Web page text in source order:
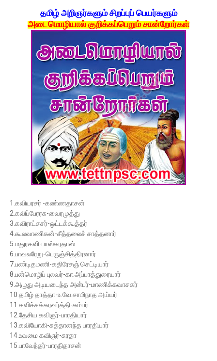
தமிழ் அறிஞர்களும் சிறப்புப் பெயர்களும்
அடைமொழியால் குறிக்கப்பெறும் சான்றோர்கள்
1.கவியரசர் -கண்ணதாசன்
2.கவிப்பேரரசு-வைரமுத்து
3.கவிராட்சசர்-ஒட்டக்கூத்தர்
4.கூலவாணிகன்-சீத்தலைச் சாத்தனார்
5.மதுரகவி-பாஸ்கரதாஸ்
6.பாவலரேறு-பெருஞ்சித்திரனார்
7.பண்டிதமணி-கதிரேசஞ் செட்டியார்
8.பன்மொழிப் புலவர்-கா.அப்பாத்துரையார்
9.அழுது அடியடைந்த அன்பர்-மாணிக்கவாசகர்
10.தமிழ் தாத்தா-உ.வே.சாமிநாத அய்யர்
11.கவிச்சக்கரவர்த்தி-கம்பர்
12.தேசிய கவிஞர்-பாரதியார்
13.கவியோகி-சுத்தானந்த பாரதியார்
14.உவமை கவிஞர்-சுரதா
15.பாவேந்தர்-பாரதிதாசன்